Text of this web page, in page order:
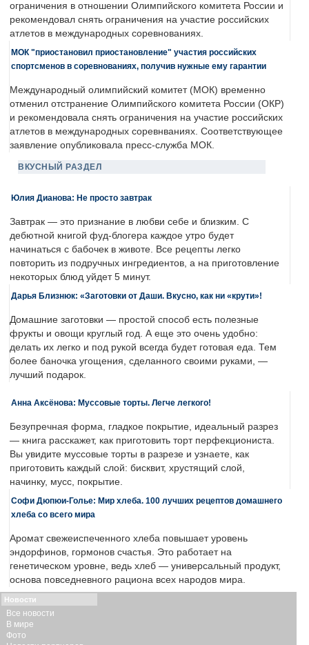
ограничения в отношении Олимпийского комитета России и
рекомендовал снять ограничения на участие российских
атлетов в международных соревнованиях.
МОК "приостановил приостановление" участия российских
спортсменов в соревнованиях, получив нужные ему гарантии
Международный олимпийский комитет (МОК) временно
отменил отстранение Олимпийского комитета России (ОКР)
и рекомендовала снять ограничения на участие российских
атлетов в международных соревнваниях. Соответствующее
заявление опубликовала пресс-служба МОК.
ВКУСНЫЙ РАЗДЕЛ
Юлия Дианова: Не просто завтрак
Завтрак — это признание в любви себе и близким. С
дебютной книгой фуд-блогера каждое утро будет
начинаться с бабочек в животе. Все рецепты легко
повторить из подручных ингредиентов, а на приготовление
некоторых блюд уйдет 5 минут.
Дарья Близнюк: «Заготовки от Даши. Вкусно, как ни «крути»!
Домашние заготовки — простой способ есть полезные
фрукты и овощи круглый год. А еще это очень удобно:
делать их легко и под рукой всегда будет готовая еда. Тем
более баночка угощения, сделанного своими руками, —
лучший подарок.
Анна Аксёнова: Муссовые торты. Легче легкого!
Безупречная форма, гладкое покрытие, идеальный разрез
— книга расскажет, как приготовить торт перфекциониста.
Вы увидите муссовые торты в разрезе и узнаете, как
приготовить каждый слой: бисквит, хрустящий слой,
начинку, мусс, покрытие.
Софи Дюпюи-Голье: Мир хлеба. 100 лучших рецептов домашнего
хлеба со всего мира
Аромат свежеиспеченного хлеба повышает уровень
эндорфинов, гормонов счастья. Это работает на
генетическом уровне, ведь хлеб — универсальный продукт,
основа повседневного рациона всех народов мира.
Новости
Все новости
В мире
Фото